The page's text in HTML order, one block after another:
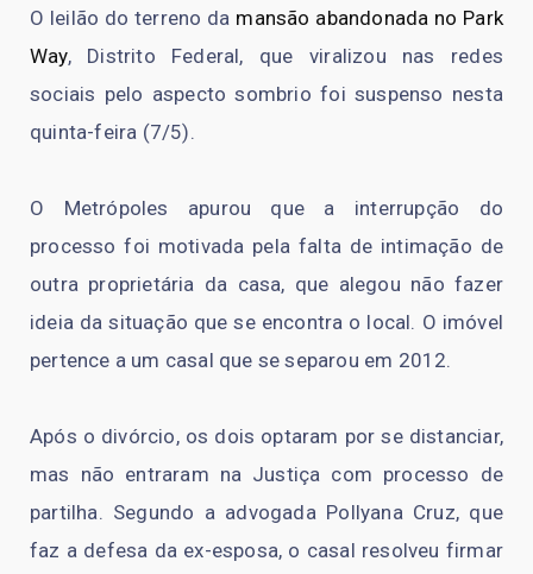
O leilão do terreno da mansão abandonada no Park
Way, Distrito Federal, que viralizou nas redes
sociais pelo aspecto sombrio foi suspenso nesta
quinta-feira (7/5).
O Metrópoles apurou que a interrupção do
processo foi motivada pela falta de intimação de
outra proprietária da casa, que alegou não fazer
ideia da situação que se encontra o local. O imóvel
pertence a um casal que se separou em 2012.
Após o divórcio, os dois optaram por se distanciar,
mas não entraram na Justiça com processo de
partilha. Segundo a advogada Pollyana Cruz, que
faz a defesa da ex-esposa, o casal resolveu firmar